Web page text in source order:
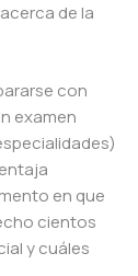
de la
con
examen
en que
cientos
y cuáles